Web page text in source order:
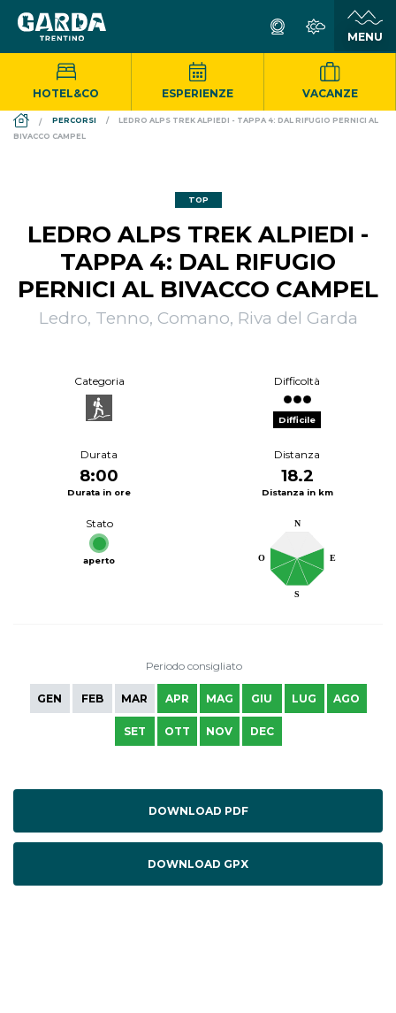
HOTEL&CO ESPERIENZE VACANZE
DS_BREADCRUMB.HOME
PERCORSI
LEDRO ALPS TREK ALPIEDI - TAPPA 4: DAL RIFUGIO PERNICI AL
BIVACCO CAMPEL
TOP
LEDRO ALPS TREK ALPIEDI -
TAPPA 4: DAL RIFUGIO
PERNICI AL BIVACCO CAMPEL
Ledro, Tenno, Comano, Riva del Garda
Categoria Difficoltà
Difficile
Durata
8:00
Durata in ore
Distanza
18.2
Distanza in km
Stato
aperto O
S
E
N
Periodo consigliato
GEN FEB MAR APR MAG GIU LUG AGO
SET OTT NOV DEC
DOWNLOAD PDF
DOWNLOAD GPX